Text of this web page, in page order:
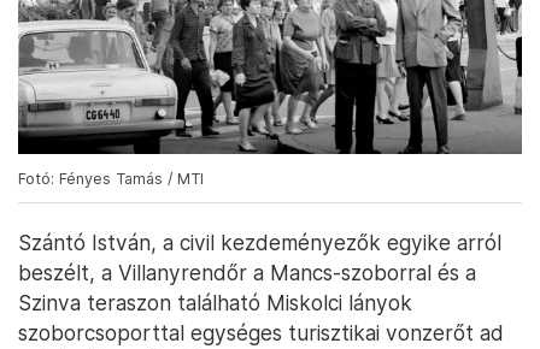
Fotó: Fényes Tamás / MTI
Szántó István, a civil kezdeményezők egyike arról
beszélt, a Villanyrendőr a Mancs-szoborral és a
Szinva teraszon található Miskolci lányok
szoborcsoporttal egységes turisztikai vonzerőt ad